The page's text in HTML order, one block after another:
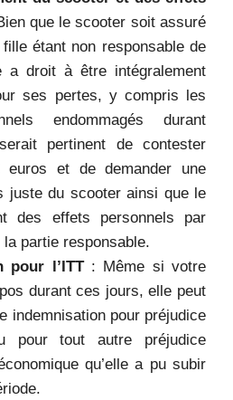
que le scooter soit assuré
étant non responsable de
a droit à être intégralement
ses pertes, y compris les
endommagés durant
pertinent de contester
euros et de demander une
juste du scooter ainsi que le
des effets personnels par
la partie responsable.
pour l’ITT: Même si votre
durant ces jours, elle peut
indemnisation pour préjudice
pour tout autre préjudice
qu’elle a pu subir